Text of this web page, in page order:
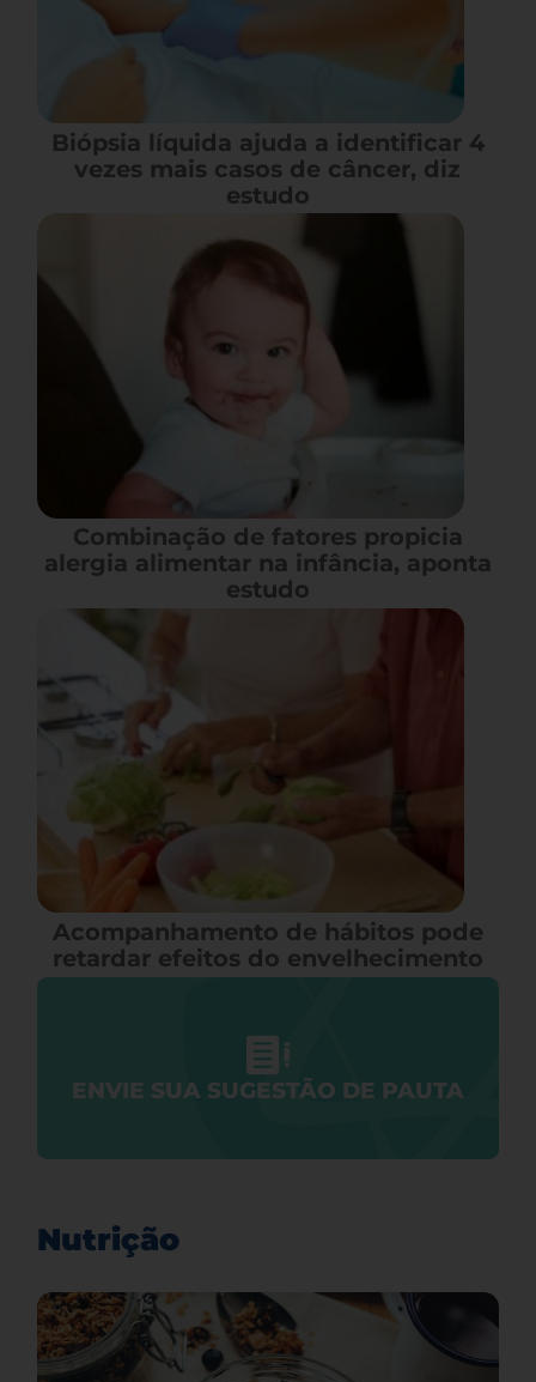
Biópsia líquida ajuda a identificar 4
vezes mais casos de câncer, diz
estudo
Combinação de fatores propicia
alergia alimentar na infância, aponta
estudo
Acompanhamento de hábitos pode
retardar efeitos do envelhecimento
ENVIE SUA SUGESTÃO DE PAUTA
Nutrição